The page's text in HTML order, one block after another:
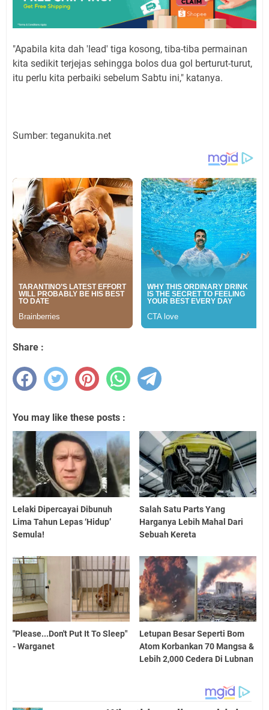
"Apabila kita dah 'lead' tiga kosong, tiba-tiba permainan
kita sedikit terjejas sehingga bolos dua gol berturut-turut,
itu perlu kita perbaiki sebelum Sabtu ini," katanya.
Sumber: teganukita.net
Share :
You may like these posts :
Lelaki Dipercayai Dibunuh
Lima Tahun Lepas ‘Hidup’
Semula!
Salah Satu Parts Yang
Harganya Lebih Mahal Dari
Sebuah Kereta
"Please...Don't Put It To Sleep"
- Warganet
Letupan Besar Seperti Bom
Atom Korbankan 70 Mangsa &
Lebih 2,000 Cedera Di Lubnan